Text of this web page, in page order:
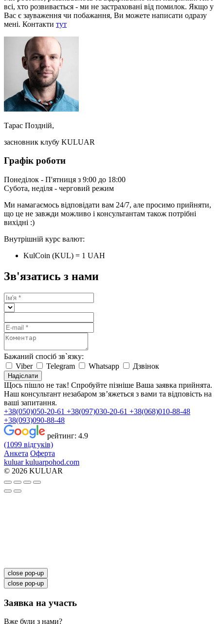
всі, хто розвивається - ми не застраховані від помилок. Якщо у
Вас є зауваження чи побажання, Ви можете написати одразу
мені. Контакти тут
Тарас Поздній,
засновник клубу KULUAR
Графік роботи
Понеділок - П'ятниця з 9:00 до 18:00
Субота, неділя - черговий режим
Ми намагаємось відповідати вам 24/7, але просимо прийняти,
що це не завжди можливо і консультантам також потрібні
вихідні :)
Внутрішній курс валют:
KulCoin (KUL) = 1 UAH
Зв'язатись з нами
Бажаний спосіб зв`язку:
Viber
Telegram Whatsapp Дзвінок
Надіслати
Щось пішло не так! Спробуйте пізніше Ваша заявка прийнята.
Наш консультант незабаром зв’яжеться з вами та відповість на
ваші запитання.
+38(050)050-20-61 +38(097)030-20-61 +38(068)010-88-48
+38(093)090-88-48
рейтинг: 4.9
(1099 відгуків)
Анкета Оферта
kuluar kuluarpohod.com
© 2026 KULUAR
close pop-up
close pop-up
Заявка на участь
Вже були з нами?